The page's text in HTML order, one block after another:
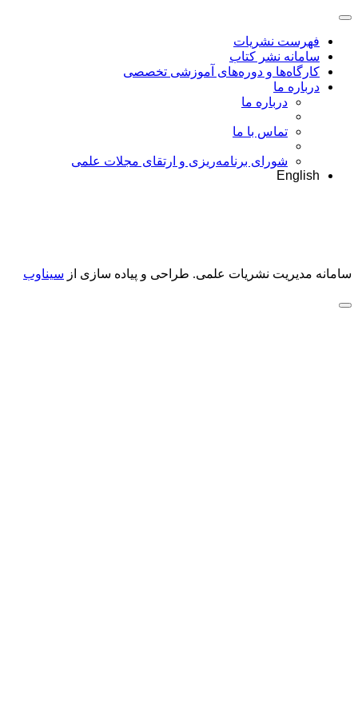
فهرست نشریات
سامانه نشر کتاب
کارگاه‌ها و دوره‌های آموزشی تخصصی
درباره ما
درباره ما
تماس با ما
شورای برنامه‌ریزی و ارتقای مجلات علمی
English
سامانه مدیریت نشریات علمی. طراحی و پیاده سازی از سیناوب